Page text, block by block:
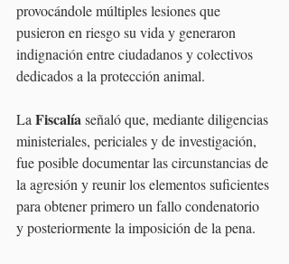
provocándole múltiples lesiones que
pusieron en riesgo su vida y generaron
indignación entre ciudadanos y colectivos
dedicados a la protección animal.
La Fiscalía señaló que, mediante diligencias
ministeriales, periciales y de investigación,
fue posible documentar las circunstancias de
la agresión y reunir los elementos suficientes
para obtener primero un fallo condenatorio
y posteriormente la imposición de la pena.